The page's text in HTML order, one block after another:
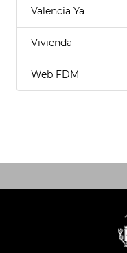
Valencia Ya
Vivienda
Web FDM